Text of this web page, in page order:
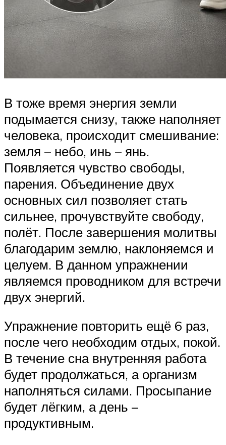
В тоже время энергия земли
подымается снизу, также наполняет
человека, происходит смешивание:
земля – небо, инь – янь.
Появляется чувство свободы,
парения. Объединение двух
основных сил позволяет стать
сильнее, прочувствуйте свободу,
полёт. После завершения молитвы
благодарим землю, наклоняемся и
целуем. В данном упражнении
являемся проводником для встречи
двух энергий.
Упражнение повторить ещё 6 раз,
после чего необходим отдых, покой.
В течение сна внутренняя работа
будет продолжаться, а организм
наполняться силами. Просыпание
будет лёгким, а день –
продуктивным.